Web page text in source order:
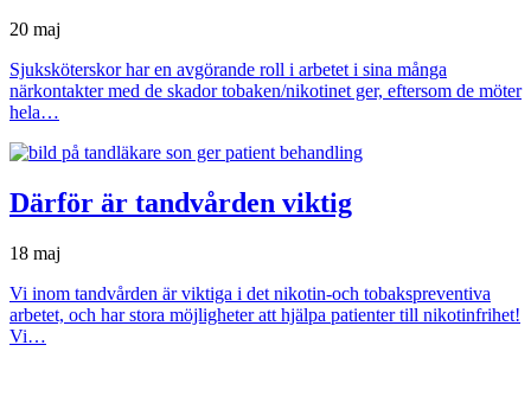
20 maj
Sjuksköterskor har en avgörande roll i arbetet i sina många
närkontakter med de skador tobaken/nikotinet ger, eftersom de möter
hela…
Därför är tandvården viktig
18 maj
Vi inom tandvården är viktiga i det nikotin-och tobakspreventiva
arbetet, och har stora möjligheter att hjälpa patienter till nikotinfrihet!
Vi…